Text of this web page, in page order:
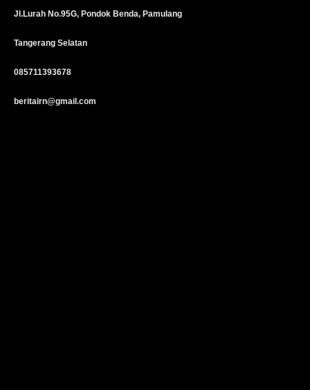
Jl.Lurah No.95G, Pondok Benda, Pamulang
Tangerang Selatan
085711393678
beritairn@gmail.com